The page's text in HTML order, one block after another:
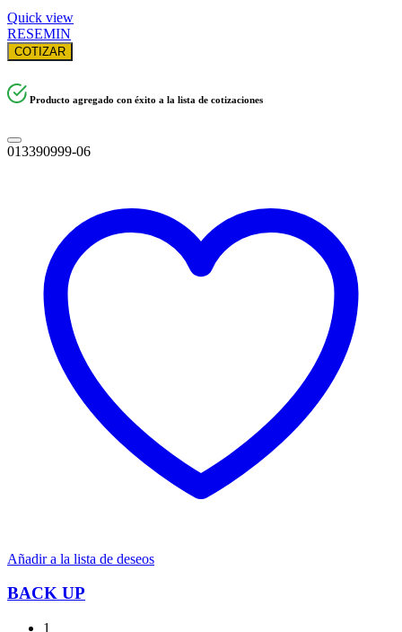
Quick view
RESEMIN
COTIZAR
Producto agregado con éxito a la lista de cotizaciones
013390999-06
Añadir a la lista de deseos
BACK UP
1